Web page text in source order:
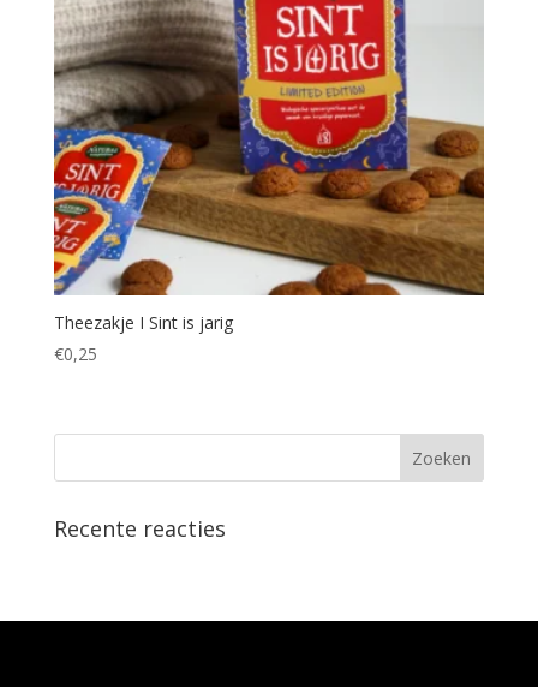
Theezakje I Sint is jarig
€0,25
Recente reacties